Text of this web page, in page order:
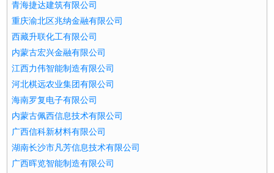
青海捷达建筑有限公司
重庆渝北区兆纳金融有限公司
西藏升联化工有限公司
内蒙古宏兴金融有限公司
江西力伟智能制造有限公司
河北棋远农业集团有限公司
海南罗复电子有限公司
内蒙古佩西信息技术有限公司
广西信科新材料有限公司
湖南长沙市凡芳信息技术有限公司
广西晖览智能制造有限公司